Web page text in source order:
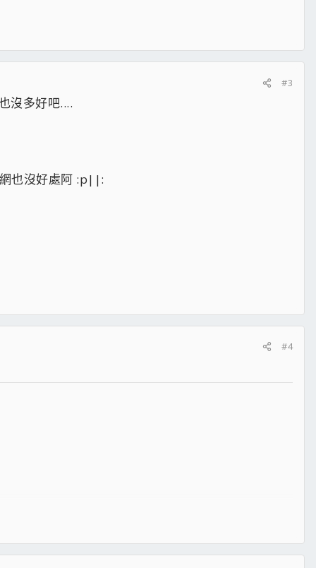
#3
沒多好吧....
也沒好處阿 :p||:
#4